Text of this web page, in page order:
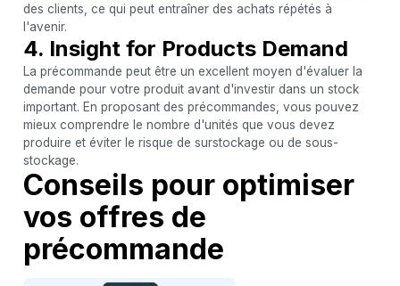
des clients, ce qui peut entraîner des achats répétés à
l'avenir.
4. Insight for Products Demand
La précommande peut être un excellent moyen d'évaluer la
demande pour votre produit avant d'investir dans un stock
important. En proposant des précommandes, vous pouvez
mieux comprendre le nombre d'unités que vous devez
produire et éviter le risque de surstockage ou de sous-
stockage.
Conseils pour optimiser
vos offres de
précommande